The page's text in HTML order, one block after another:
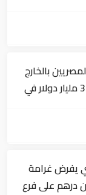
بالخارج
13.5% لتصل لـ3.9 مليار دولار في
يفرض غرامة
مليون درهم على فرع